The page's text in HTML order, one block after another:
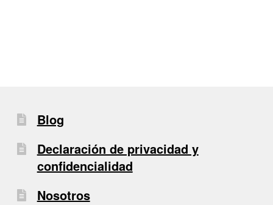
Blog
Declaración de privacidad y
confidencialidad
Nosotros